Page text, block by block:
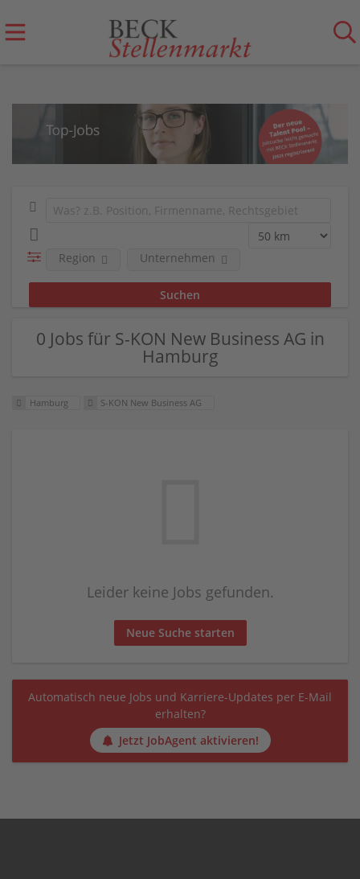
Region Unternehmen
0 Jobs für S-KON New Business AG in
Hamburg
Hamburg S-KON New Business AG
Leider keine Jobs gefunden.
Neue Suche starten
Automatisch neue Jobs und Karriere-Updates per E-Mail
erhalten?
Jetzt JobAgent aktivieren!